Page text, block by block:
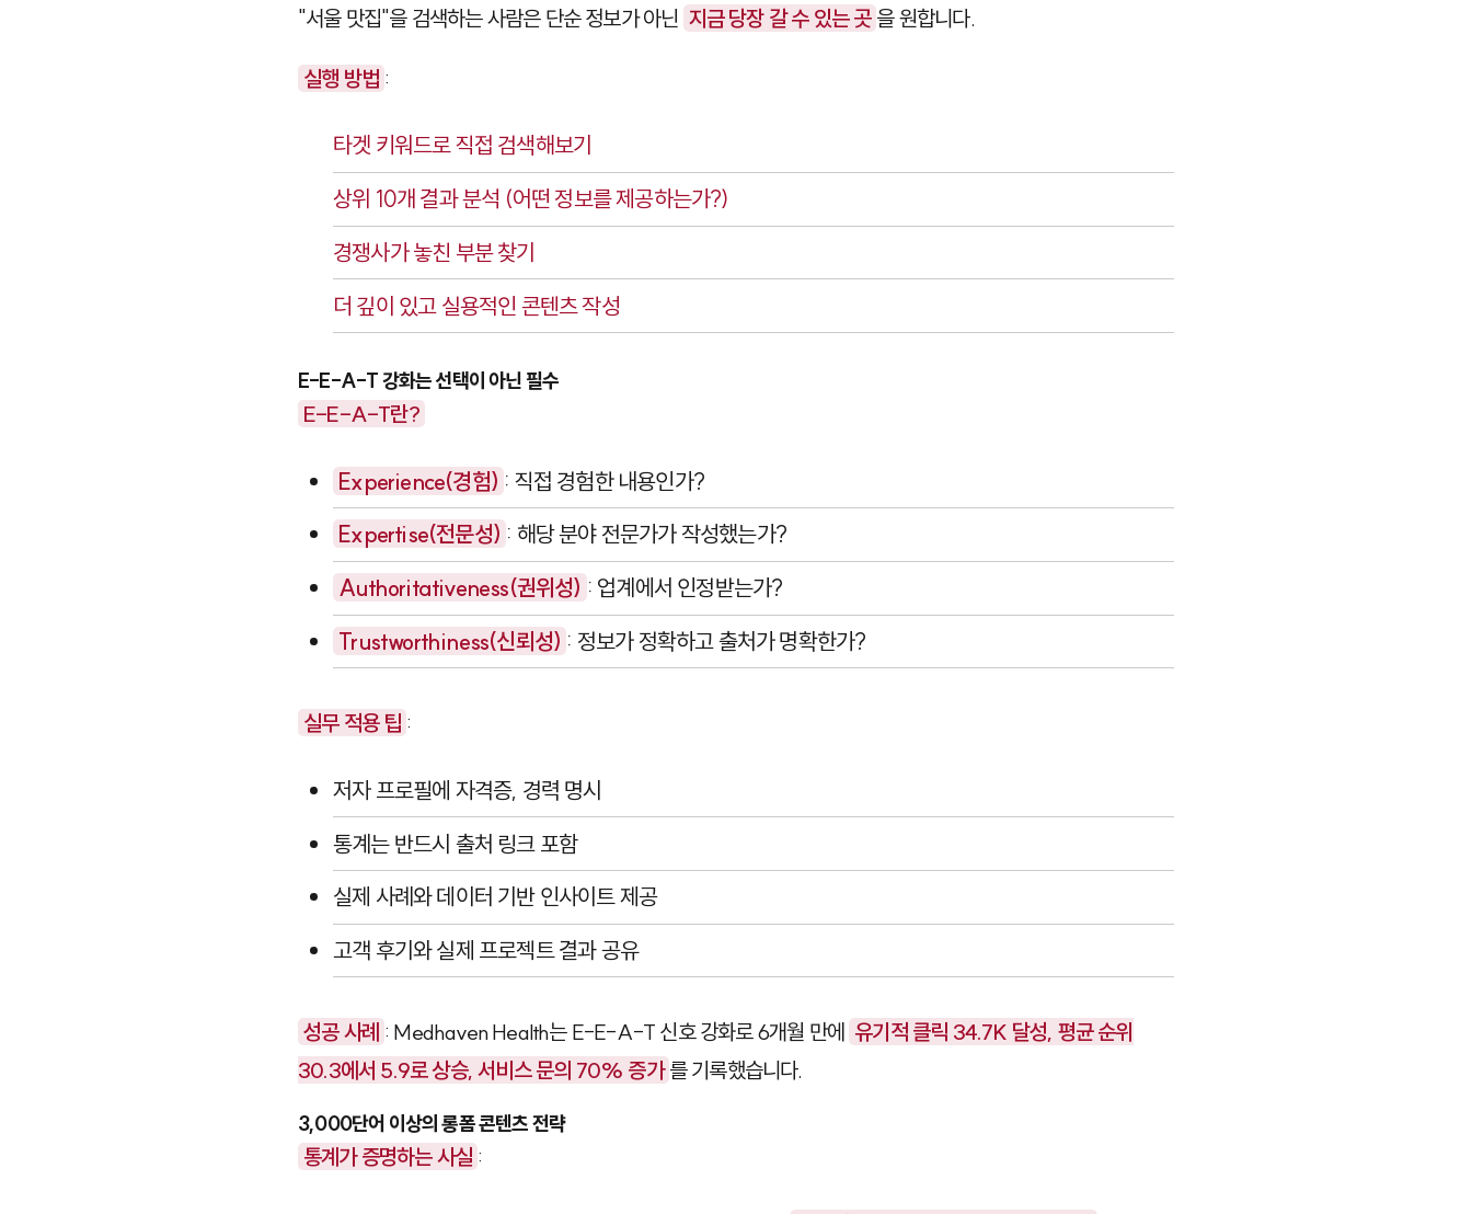
"서울 맛집"을 검색하는 사람은 단순 정보가 아닌 지금 당장 갈 수 있는 곳 을 원합니다.
실행 방법 :
타겟 키워드로 직접 검색해보기
상위 10개 결과 분석 (어떤 정보를 제공하는가?)
경쟁사가 놓친 부분 찾기
더 깊이 있고 실용적인 콘텐츠 작성
E-E-A-T 강화는 선택이 아닌 필수
E-E-A-T란?
Experience(경험) : 직접 경험한 내용인가?
Expertise(전문성) : 해당 분야 전문가가 작성했는가?
Authoritativeness(권위성) : 업계에서 인정받는가?
Trustworthiness(신뢰성) : 정보가 정확하고 출처가 명확한가?
실무 적용 팁 :
저자 프로필에 자격증, 경력 명시
통계는 반드시 출처 링크 포함
실제 사례와 데이터 기반 인사이트 제공
고객 후기와 실제 프로젝트 결과 공유
성공 사례 : Medhaven Health는 E-E-A-T 신호 강화로 6개월 만에 유기적 클릭 34.7K 달성, 평균 순위
30.3에서 5.9로 상승, 서비스 문의 70% 증가 를 기록했습니다.
3,000단어 이상의 롱폼 콘텐츠 전략
통계가 증명하는 사실 :